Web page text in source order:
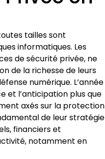
tailles sont
informatiques. Les
de sécurité privée, ne
de la richesse de leurs
numérique. L’année
et l’anticipation plus que
axés sur la protection
de leur stratégie
financiers et
notamment en